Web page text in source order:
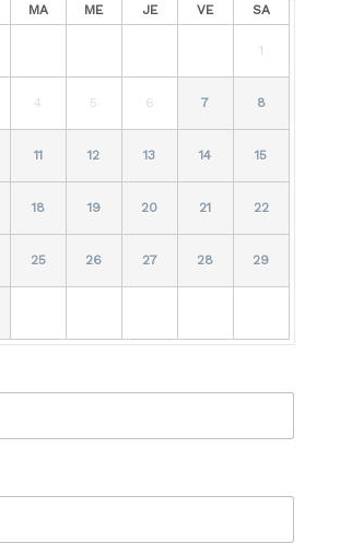
MA ME JE VE SA
1
4 5 6 7 8
11 12 13 14 15
18 19 20 21 22
25 26 27 28 29